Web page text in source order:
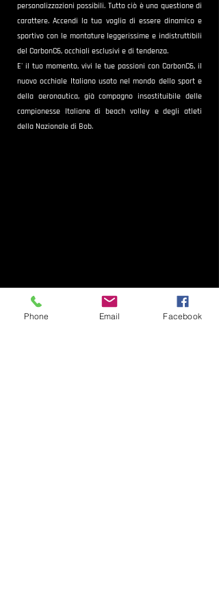
personalizzazioni possibili. Tutto ciò è una questione di
carattere. Accendi la tua voglia di essere dinamico e
sportivo con le montature leggerissime e indistruttibili
del CarbonC6, occhiali esclusivi e di tendenza.
E' il tuo momento, vivi le tue passioni con CarbonC6, il
nuovo occhiale Italiano usato nel mondo dello sport e
della aeronautica, già compagno insostituibile delle
campionesse Italiane di beach volley e degli atleti
della Nazionale di Bob.
Phone Email Facebook